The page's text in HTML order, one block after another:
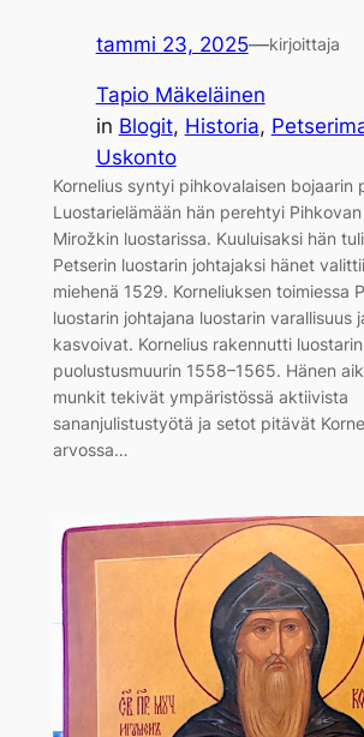
tammi 23, 2025—kirjoittaja
Tapio Mäkeläinen
in Blogit, Historia,
Uskonto
Kornelius syntyi pihkovalaisen bojaarin
Luostarielämään hän perehtyi Pihkovan
Mirožkin luostarissa. Kuuluisaksi hän
Petserin luostarin johtajaksi hänet
miehenä 1529. Korneliuksen toimiessa
luostarin johtajana luostarin varallisuus
kasvoivat. Kornelius rakennutti
puolustusmuurin 1558–1565. Hänen
munkit tekivät ympäristössä aktiivista
sananjulistustyötä ja setot pitävät
arvossa…